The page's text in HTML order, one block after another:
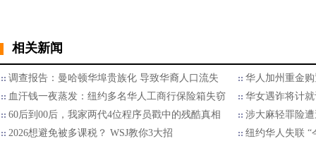
相关新闻
调查报告：曼哈顿华埠贵族化 导致华裔人口流失
华人加州重金
血汗钱一夜蒸发：纽约多名华人工商行保险箱失窃
华女遇诈将计
60后到00后，我家两代4位程序员戳中的残酷真相
涉大麻轻罪险
2026想避免被多课税？ WSJ教你3大招
纽约华人失联 “